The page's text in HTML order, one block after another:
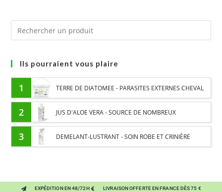
Ils pourraient vous plaire
1 TERRE DE DIATOMEE - PARASITES EXTERNES CHEVAL
2 JUS D'ALOE VERA - SOURCE DE NOMBREUX
NUTRIMENTS - BIEN-ÊTRE DIGESTIF CHEVAL
3 DEMELANT-LUSTRANT - SOIN ROBE ET CRINIÈRE
EXPÉDITION EN 48/72H
LIVRAISON OFFERTE EN FRANCE DÈS 75 €